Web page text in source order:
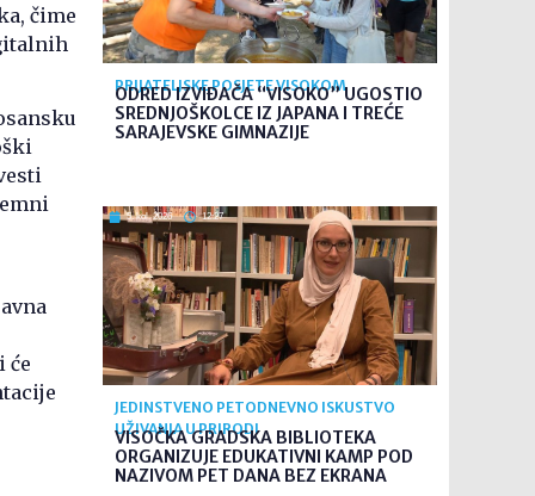
čime
će
PRIJATELJSKE POSJETE VISOKOM
ODRED IZVIĐAČA “VISOKO” UGOSTIO
SREDNJOŠKOLCE IZ JAPANA I TREĆE
SARAJEVSKE GIMNAZIJE
5. kol. 2026 12:27
JEDINSTVENO PETODNEVNO ISKUSTVO
UŽIVANJA U PRIRODI
VISOČKA GRADSKA BIBLIOTEKA
ORGANIZUJE EDUKATIVNI KAMP POD
NAZIVOM PET DANA BEZ EKRANA